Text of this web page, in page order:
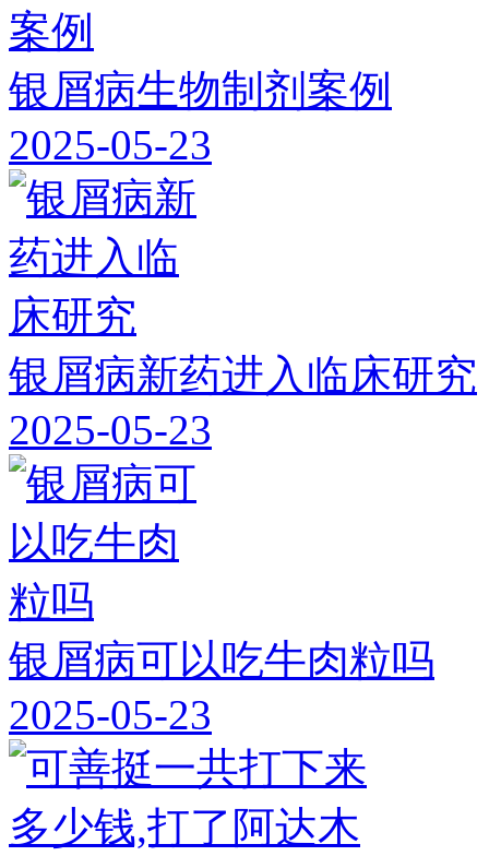
银屑病生物制剂案例
2025-05-23
银屑病新药进入临床研究
2025-05-23
银屑病可以吃牛肉粒吗
2025-05-23